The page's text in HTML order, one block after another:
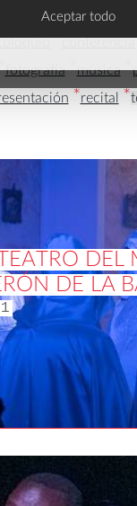
Aceptar todo
*conferencia
fotografía *música *
*recital *
DEL
DE LA